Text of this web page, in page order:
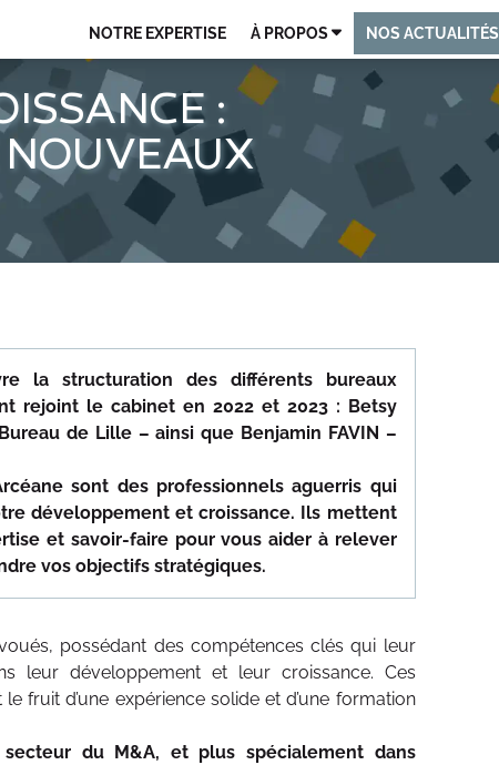
NOTRE EXPERTISE À PROPOS
QUI SOMMES-NOUS ?
NOS ÉQUIPES
EXPERTISE TECH & IT
NOS ACTUALITÉS
:
NOUVEAUX
la structuration des différents bureaux
rejoint le cabinet en 2022 et 2023 : Betsy
de Lille – ainsi que Benjamin FAVIN –
sont des professionnels aguerris qui
développement et croissance. Ils mettent
et savoir-faire pour vous aider à relever
vos objectifs stratégiques.
possédant des compétences clés qui leur
leur développement et leur croissance. Ces
fruit d’une expérience solide et d’une formation
du M&A, et plus spécialement dans